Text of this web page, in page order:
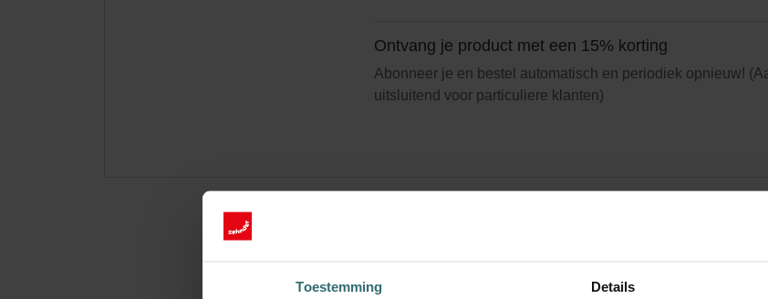
Toestemming Details
Ontvang je product met een 15% korting
Abonneer je en bestel automatisch en periodiek opnieuw!
uitsluitend voor particuliere klanten)